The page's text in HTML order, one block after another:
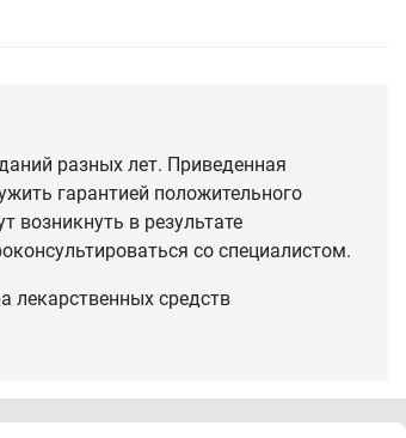
разных лет. Приведенная
гарантией положительного
возникнуть в результате
со специалистом.
лекарственных средств